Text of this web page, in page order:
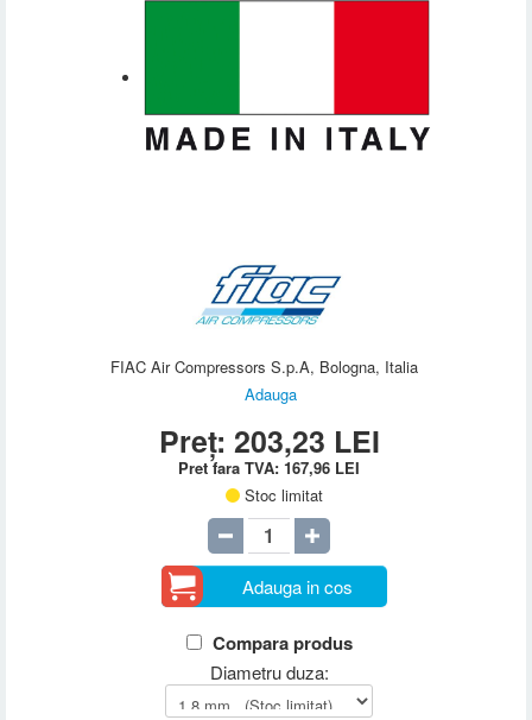
FIAC Air Compressors S.p.A, Bologna, Italia
Adauga
Preț: 203,23 LEI
Pret fara TVA:167,96 LEI
Stoc limitat
Adauga in cos
Compara produs
Diametru duza: